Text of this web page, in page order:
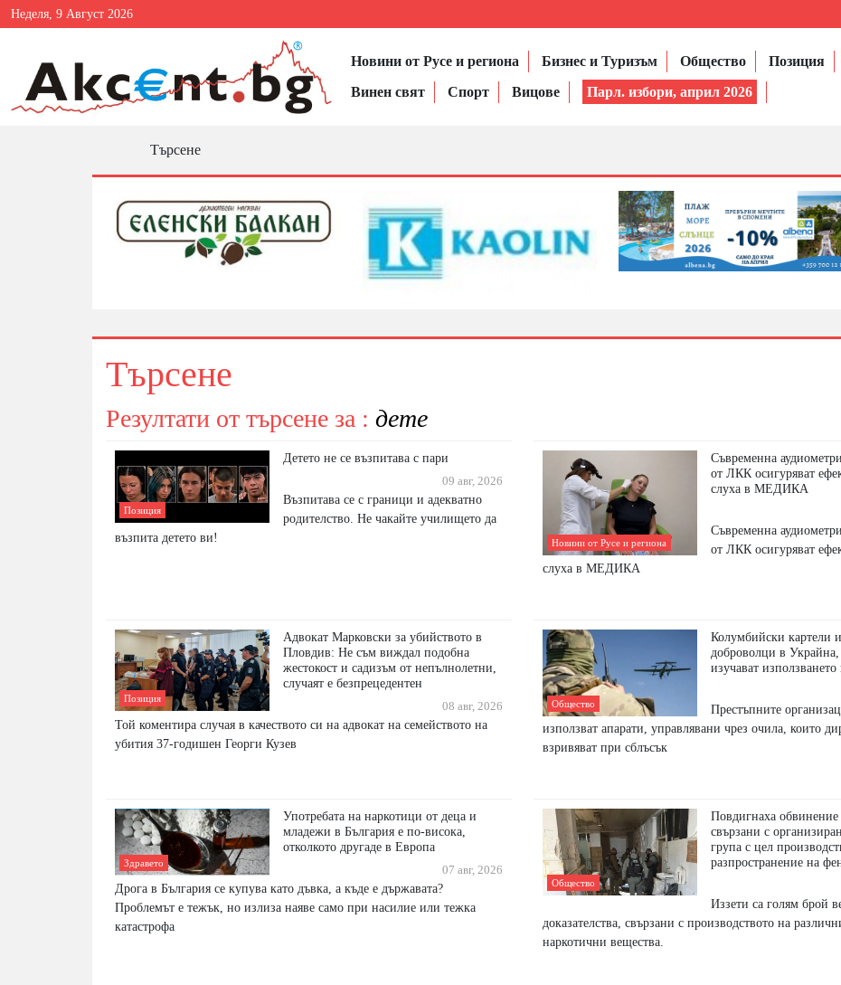
Неделя, 9 Август 2026
Новини от Русе и региона Бизнес и Туризъм Общество Позиция
Винен свят
Спорт Вицове Парл. избори, април 2026
Търсене
Търсене
Резултати от търсене за : дете
Позиция
Детето не се възпитава с пари
09 авг, 2026
Възпитава се с граници и адекватно
родителство. Не чакайте училището да
възпита детето ви!
Новини от Русе и региона
Съвременна
от ЛКК осигуряват
слуха в МЕДИКА
Съвременна
от ЛКК осигуряват
слуха в МЕДИКА
Позиция
Адвокат Марковски за убийството в
Пловдив: Не съм виждал подобна
жестокост и садизъм от непълнолетни,
случаят е безпрецедентен
08 авг, 2026
Той коментира случая в качеството си на адвокат на семейството на
убития 37-годишен Георги Кузев
Общество
Колумбийски картели
доброволци в Украйна,
изучават
Престъпните
използват апарати, управлявани чрез очила, които
взривяват при сблъсък
Здравето
Употребата на наркотици от деца и
младежи в България е по-висока,
отколкото другаде в Европа
07 авг, 2026
Дрога в България се купува като дъвка, а къде е държавата?
Проблемът е тежък, но излиза наяве само при насилие или тежка
катастрофа
Общество
Повдигнаха обвинение
свързани с
група с цел
разпространение на
Иззети са голям брой
доказателства, свързани с производството на
наркотични вещества.